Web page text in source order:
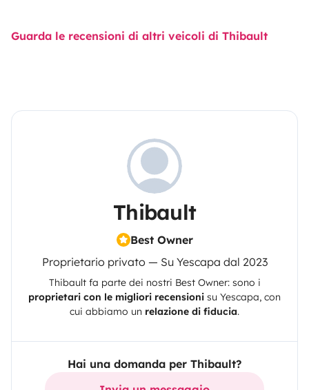
Guarda le recensioni di altri veicoli di Thibault
Thibault
Best Owner
Proprietario privato — Su Yescapa dal 2023
Thibaultfa parte dei nostri Best Owner: sono i
proprietari con le migliori recensioni su Yescapa, con
cui abbiamo un relazione di fiducia.
Hai una domanda per Thibault?